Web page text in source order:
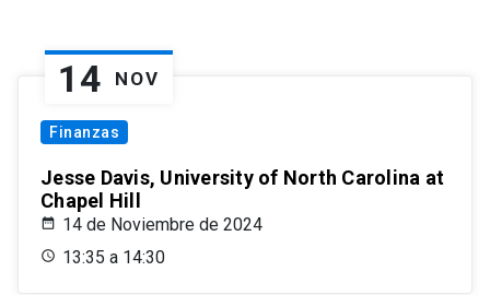
14 NOV
Finanzas
Jesse Davis, University of North Carolina at
Chapel Hill
14 de Noviembre de 2024
13:35 a 14:30